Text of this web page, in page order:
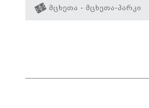
მცხეთა - მცხეთა-პარკი